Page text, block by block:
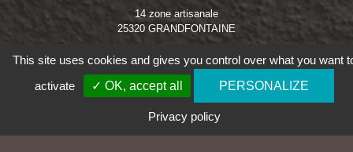
14 zone artisanale
25320 GRANDFONTAINE
INFORMATIONS
Gestion des cookies
Mentions légales
Norme ISO 9001:2015
This site uses cookies and gives you control over what you want
activate
✓ OK, accept all PERSONALIZE
Privacy policy